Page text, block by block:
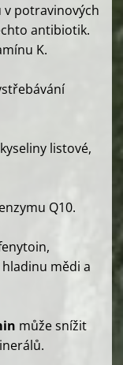
v potravinových
antibiotik.
K.
listové,
Q10.
mědi a
může snížit